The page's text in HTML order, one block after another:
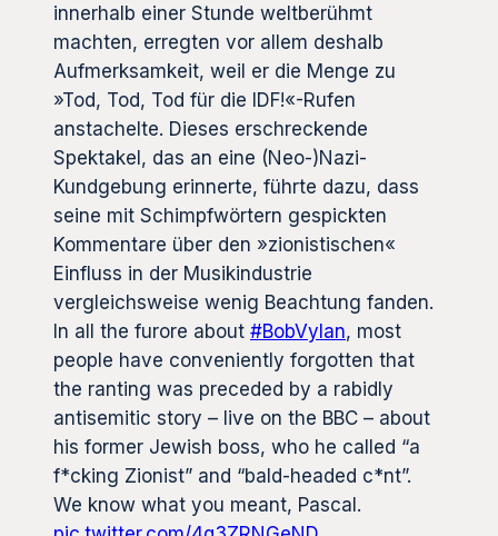
innerhalb einer Stunde weltberühmt
machten, erregten vor allem deshalb
Aufmerksamkeit, weil er die Menge zu
»Tod, Tod, Tod für die IDF!«-Rufen
anstachelte. Dieses erschreckende
Spektakel, das an eine (Neo-)Nazi-
Kundgebung erinnerte, führte dazu, dass
seine mit Schimpfwörtern gespickten
Kommentare über den »zionistischen«
Einfluss in der Musikindustrie
vergleichsweise wenig Beachtung fanden.
In all the furore about #BobVylan, most
people have conveniently forgotten that
the ranting was preceded by a rabidly
antisemitic story – live on the BBC – about
his former Jewish boss, who he called “a
f*cking Zionist” and “bald-headed c*nt”.
We know what you meant, Pascal.